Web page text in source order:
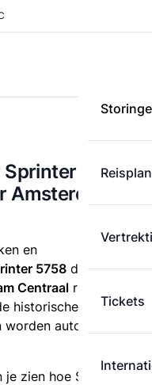
Tickets
5758
en
5758 dievan
Centraal rijdt. Deze
historische
worden automatisch
zien hoe Sprinter